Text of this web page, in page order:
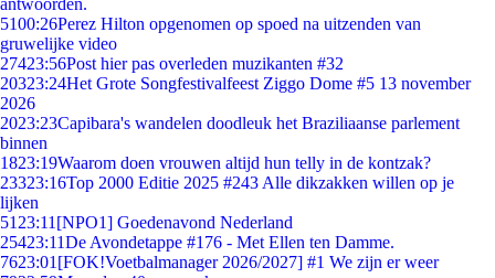
antwoorden.
5100:26Perez Hilton opgenomen op spoed na uitzenden van
gruwelijke video
27423:56Post hier pas overleden muzikanten #32
20323:24Het Grote Songfestivalfeest Ziggo Dome #5 13 november
2026
2023:23Capibara's wandelen doodleuk het Braziliaanse parlement
binnen
1823:19Waarom doen vrouwen altijd hun telly in de kontzak?
23323:16Top 2000 Editie 2025 #243 Alle dikzakken willen op je
lijken
51 23:11 [NPO1] Goedenavond Nederland
25423:11De Avondetappe #176 - Met Ellen ten Damme.
7623:01 [FOK!Voetbalmanager 2026/2027] #1 We zijn er weer